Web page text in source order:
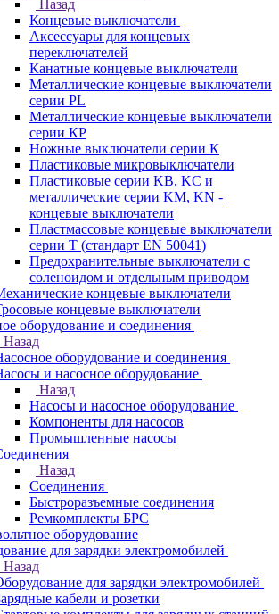
Назад
Концевые выключатели
Аксессуары для концевых
переключателей
Канатные концевые выключатели
Металлические концевые выключатели
серии PL
Металлические концевые выключатели
серии КP
Ножные выключатели серии К
Пластиковые микровыключатели
Пластиковые серии KB, KC и
металлические серии KM, KN -
концевые выключатели
Пластмассовые концевые выключатели
серии T (стандарт EN 50041)
Предохранительные выключатели с
соленоидом и отдельным приводом
концевые выключатели
концевые выключатели
оборудование и соединения
Назад
оборудование и соединения
и насосное оборудование
Назад
Насосы и насосное оборудование
Компоненты для насосов
Промышленные насосы
Назад
Соединения
Быстроразъемные соединения
Ремкомплекты БРС
оборудование
для зарядки электромобилей
Назад
для зарядки электромобилей
кабели и розетки